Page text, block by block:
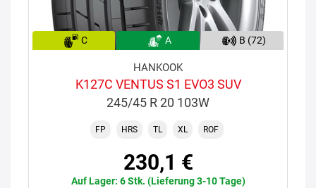
C A B (72)
HANKOOK
K127C VENTUS S1 EVO3 SUV
245/45 R 20 103W
FP HRS TL XL ROF
230,1 €
Auf Lager: 6 Stk. (Lieferung 3-10 Tage)